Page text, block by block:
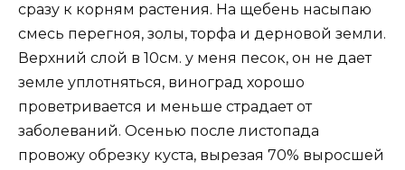
сразу к корням растения. На щебень насыпаю
смесь перегноя, золы, торфа и дерновой земли.
Верхний слой в 10см. у меня песок, он не дает
земле уплотняться, виноград хорошо
проветривается и меньше страдает от
заболеваний. Осенью после листопада
провожу обрезку куста, вырезая 70% выросшей